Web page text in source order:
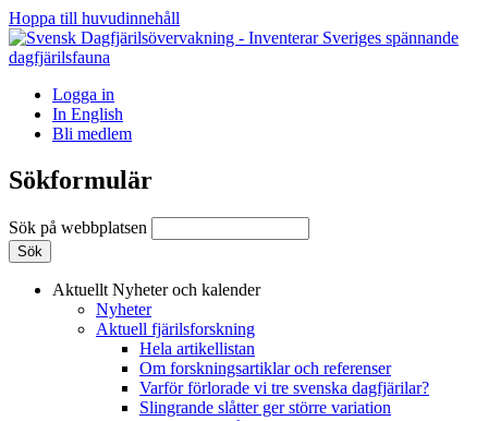
Hoppa till huvudinnehåll
Logga in
In English
Bli medlem
Sökformulär
Sök på webbplatsen
Aktuellt Nyheter och kalender
Nyheter
Aktuell fjärilsforskning
Hela artikellistan
Om forskningsartiklar och referenser
Varför förlorade vi tre svenska dagfjärilar?
Slingrande slåtter ger större variation